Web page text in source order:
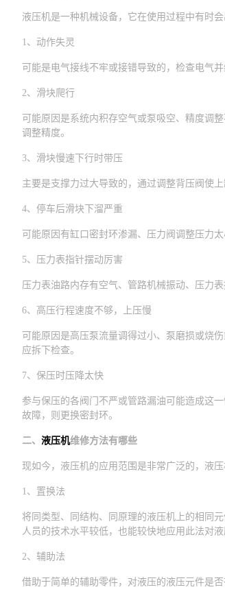
液压机是一种机械设备，它在使用过程中有时
1、动作失灵
可能是电气接线不牢或接错导致的，检查电气并
2、滑块爬行
可能原因是系统内积存空气或泵吸空、精度调
调整精度。
3、滑块慢速下行时带压
主要是支撑力过大导致的，通过调整背压阀使
4、停车后滑块下溜严重
可能原因有缸口密封环渗漏、压力阀调整压力
5、压力表指针摆动厉害
压力表油路内存有空气、管路机械振动、压力
6、高压行程速度不够，上压慢
可能原因是高压泵流量调得过小、泵磨损或烧
应拆下检查。
7、保压时压降太快
参与保压的各阀门不严或管路漏油可能造成这
故障，则更换密封环。
二、 液压机维修方法有哪些
现如今，液压机的应用范围是非常广泛的，液
1、置换法
将同类型、同结构、同原理的液压机上的相同
人员的技术水平较低，也能较快地应用此法对
2、辅助法
借助于简单的辅助零件，对液压的液压元件是否